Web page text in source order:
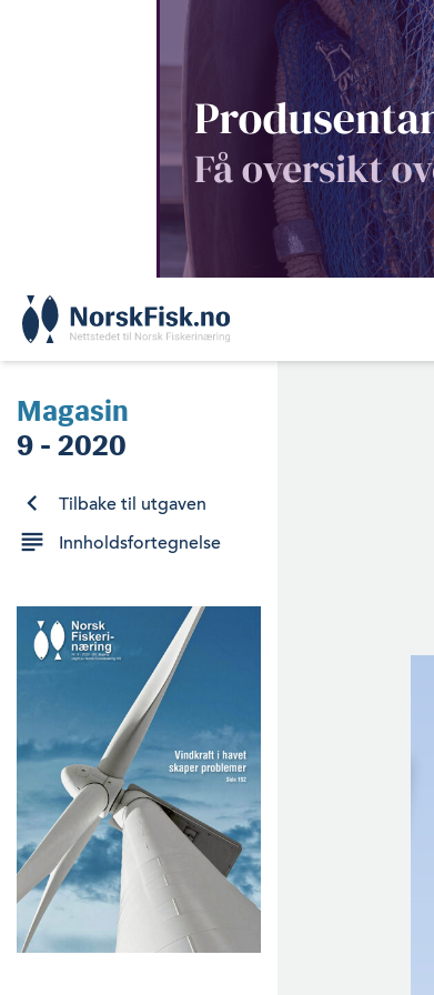
Magasin
9 - 2020
Tilbake til utgaven
Innholdsfortegnelse